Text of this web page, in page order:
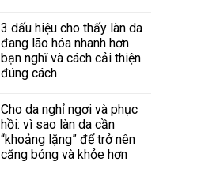
3 dấu hiệu cho thấy làn da
đang lão hóa nhanh hơn
bạn nghĩ và cách cải thiện
đúng cách
Cho da nghỉ ngơi và phục
hồi: vì sao làn da cần
“khoảng lặng” để trở nên
căng bóng và khỏe hơn